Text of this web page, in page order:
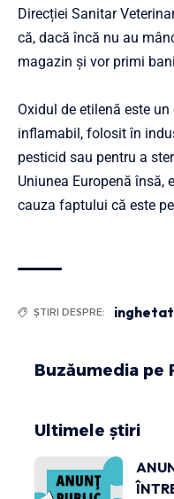
Direcției Sanitar
că, dacă încă nu au
magazin și vor primi
Oxidul de etilenă este
inflamabil, folosit în
pesticid sau pentru a
Uniunea Europenă însă,
cauza faptului că este
ȘTIRI DESPRE:
Buzăumedia pe
Ultimele știri